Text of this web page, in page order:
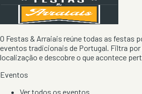
O Festas & Arraiais reúne todas as festas
eventos tradicionais de Portugal. Filtra
localização e descobre o que acontece
Eventos
Ver todos os eventos